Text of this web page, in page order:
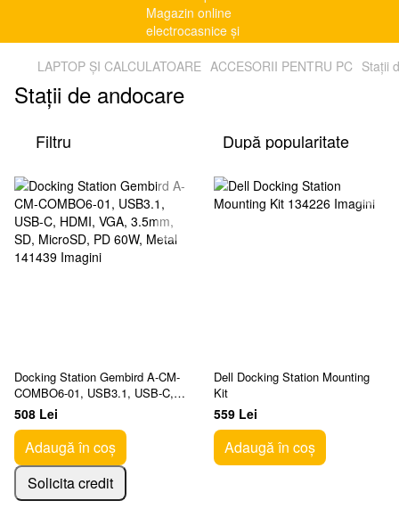
LAPTOP ȘI CALCULATOARE ACCESORII PENTRU PC Stații
Stații de andocare
Filtru După popularitate
Docking Station Gembird A-CM-
COMBO6-01, USB3.1, USB-C,
HDMI, VGA, 3.5mm, SD,
MicroSD, PD 60W, Metal
508 Lei
Adaugă în coș
Solicita credit
Dell Docking Station Mounting
Kit
559 Lei
Adaugă în coș